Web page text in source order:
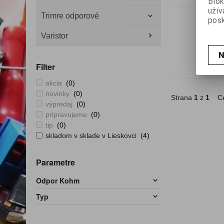
Trimre odporové
Varistor
Filter
akcia
(0)
novinky (0)
výpredaj
(0)
pripravujeme
(0)
tip
(0)
skladom v sklade v Lieskovci (4)
Parametre
Odpor Kohm
Typ
Strana 1 z 1